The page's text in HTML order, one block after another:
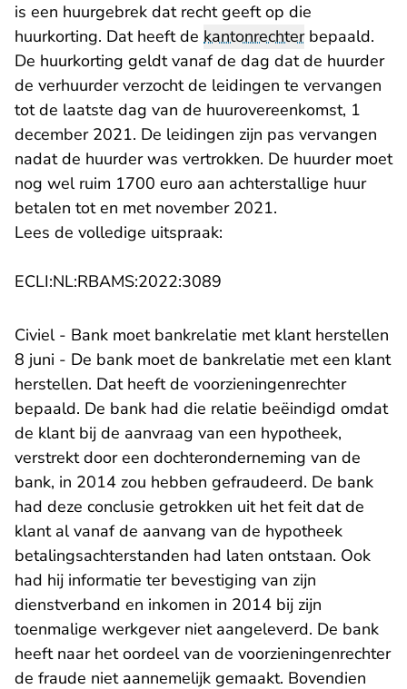
is een huurgebrek dat recht geeft op die
huurkorting. Dat heeft de kantonrechterbepaald.
De huurkorting geldt vanaf de dag dat de huurder
de verhuurder verzocht de leidingen te vervangen
tot de laatste dag van de huurovereenkomst, 1
december 2021. De leidingen zijn pas vervangen
nadat de huurder was vertrokken. De huurder moet
nog wel ruim 1700 euro aan achterstallige huur
betalen tot en met november 2021.
Lees de volledige uitspraak:
ECLI:NL:RBAMS:2022:3089
Civiel - Bank moet bankrelatie met klant herstellen
8 juni - De bank moet de bankrelatie met een klant
herstellen. Dat heeft de voorzieningenrechter
bepaald. De bank had die relatie beëindigd omdat
de klant bij de aanvraag van een hypotheek,
verstrekt door een dochteronderneming van de
bank, in 2014 zou hebben gefraudeerd. De bank
had deze conclusie getrokken uit het feit dat de
klant al vanaf de aanvang van de hypotheek
betalingsachterstanden had laten ontstaan. Ook
had hij informatie ter bevestiging van zijn
dienstverband en inkomen in 2014 bij zijn
toenmalige werkgever niet aangeleverd. De bank
heeft naar het oordeel van de voorzieningenrechter
de fraude niet aannemelijk gemaakt. Bovendien